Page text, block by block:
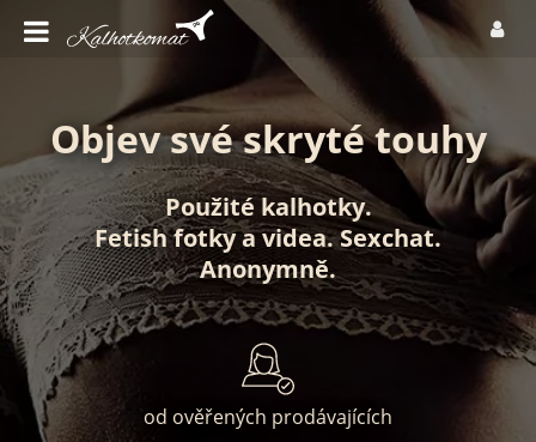
Objev své skryté touhy
Použité kalhotky.
Fetish fotkyavidea.Sexchat.
Anonymně.
od ověřených prodávajících